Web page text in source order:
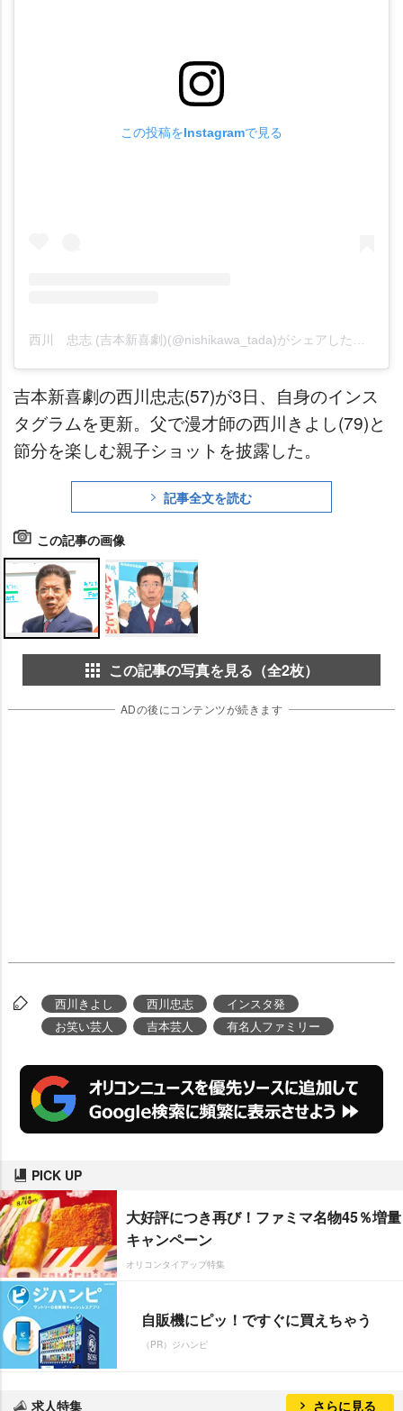
この投稿をInstagramで見る
西川 忠志 (吉本新喜劇)(@nishikawa_tada)がシェアした投稿
吉本新喜劇の西川忠志(57)が3日、自身のインス
タグラムを更新。父で漫才師の西川きよし(79)と
節分を楽しむ親子ショットを披露した。
記事全文を読む
この記事の画像
この記事の写真を見る（全2枚）
ADの後にコンテンツが続きます
西川きよし 西川忠志
インスタ発
お笑い芸人
吉本芸人 有名人ファミリー
PICK UP
大好評につき再び！ファミマ名物45％増量
キャンペーン
オリコンタイアップ特集
自販機にピッ！ですぐに買えちゃう
（PR）ジハンピ
求人特集 さらに見る